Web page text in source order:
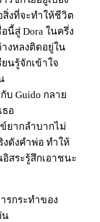
งที่จะทำให้ชีวิต
นี้สู่ Dora ในครึ่ง
างหลงติดอยู่ใน
นรู้จักเข้าใจ
บ Guido กลาย
ธอ
ยากลำบากไม่
งดังคำพ่อ ทำให้
สระรู้สึกเอาชนะ
รกระทำของ
น